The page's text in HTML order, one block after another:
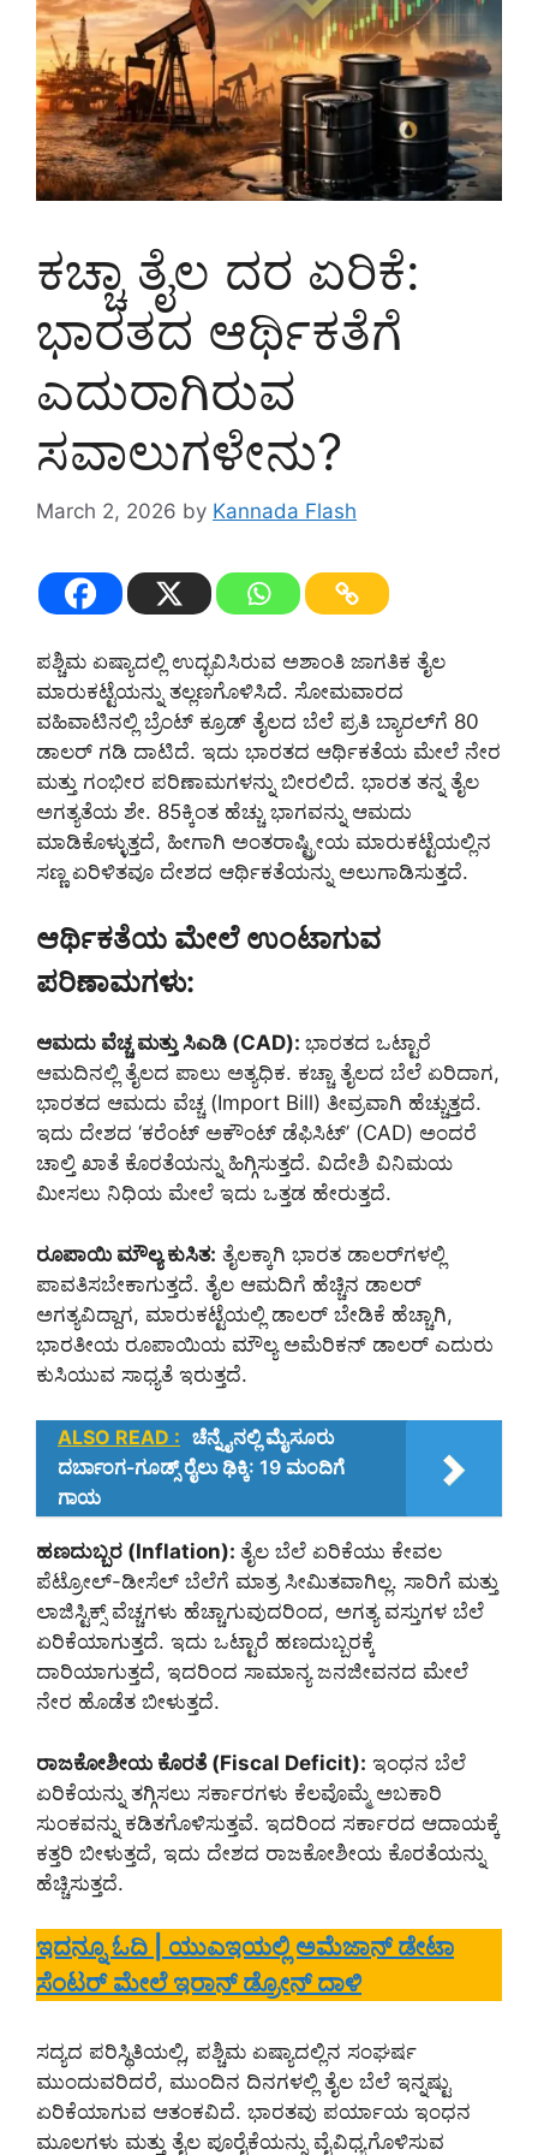
ಕಚ್ಚಾ ತೈಲ ದರ ಏರಿಕೆ:
ಭಾರತದ ಆರ್ಥಿಕತೆಗೆ
ಎದುರಾಗಿರುವ
ಸವಾಲುಗಳೇನು?
March 2, 2026 by Kannada Flash
ಪಶ್ಚಿಮ ಏಷ್ಯಾದಲ್ಲಿ ಉದ್ಭವಿಸಿರುವ ಅಶಾಂತಿ ಜಾಗತಿಕ ತೈಲ
ಮಾರುಕಟ್ಟೆಯನ್ನು ತಲ್ಲಣಗೊಳಿಸಿದೆ. ಸೋಮವಾರದ
ವಹಿವಾಟಿನಲ್ಲಿ ಬ್ರೆಂಟ್ ಕ್ರೂಡ್ ತೈಲದ ಬೆಲೆ ಪ್ರತಿ ಬ್ಯಾರಲ್‌ಗೆ 80
ಡಾಲರ್‌ ಗಡಿ ದಾಟಿದೆ. ಇದು ಭಾರತದ ಆರ್ಥಿಕತೆಯ ಮೇಲೆ ನೇರ
ಮತ್ತು ಗಂಭೀರ ಪರಿಣಾಮಗಳನ್ನು ಬೀರಲಿದೆ. ಭಾರತ ತನ್ನ ತೈಲ
ಅಗತ್ಯತೆಯ ಶೇ. 85ಕ್ಕಿಂತ ಹೆಚ್ಚು ಭಾಗವನ್ನು ಆಮದು
ಮಾಡಿಕೊಳ್ಳುತ್ತದೆ, ಹೀಗಾಗಿ ಅಂತರಾಷ್ಟ್ರೀಯ ಮಾರುಕಟ್ಟೆಯಲ್ಲಿನ
ಸಣ್ಣ ಏರಿಳಿತವೂ ದೇಶದ ಆರ್ಥಿಕತೆಯನ್ನು ಅಲುಗಾಡಿಸುತ್ತದೆ.
ಆರ್ಥಿಕತೆಯ ಮೇಲೆ ಉಂಟಾಗುವ
ಪರಿಣಾಮಗಳು:
ಆಮದು ವೆಚ್ಚ ಮತ್ತು ಸಿಎಡಿ (CAD): ಭಾರತದ ಒಟ್ಟಾರೆ
ಆಮದಿನಲ್ಲಿ ತೈಲದ ಪಾಲು ಅತ್ಯಧಿಕ. ಕಚ್ಚಾ ತೈಲದ ಬೆಲೆ ಏರಿದಾಗ,
ಭಾರತದ ಆಮದು ವೆಚ್ಚ (Import Bill) ತೀವ್ರವಾಗಿ ಹೆಚ್ಚುತ್ತದೆ.
ಇದು ದೇಶದ ‘ಕರೆಂಟ್ ಅಕೌಂಟ್ ಡೆಫಿಸಿಟ್’ (CAD) ಅಂದರೆ
ಚಾಲ್ತಿ ಖಾತೆ ಕೊರತೆಯನ್ನು ಹಿಗ್ಗಿಸುತ್ತದೆ. ವಿದೇಶಿ ವಿನಿಮಯ
ಮೀಸಲು ನಿಧಿಯ ಮೇಲೆ ಇದು ಒತ್ತಡ ಹೇರುತ್ತದೆ.
ರೂಪಾಯಿ ಮೌಲ್ಯ ಕುಸಿತ: ತೈಲಕ್ಕಾಗಿ ಭಾರತ ಡಾಲರ್‌ಗಳಲ್ಲಿ
ಪಾವತಿಸಬೇಕಾಗುತ್ತದೆ. ತೈಲ ಆಮದಿಗೆ ಹೆಚ್ಚಿನ ಡಾಲರ್
ಅಗತ್ಯವಿದ್ದಾಗ, ಮಾರುಕಟ್ಟೆಯಲ್ಲಿ ಡಾಲರ್ ಬೇಡಿಕೆ ಹೆಚ್ಚಾಗಿ,
ಭಾರತೀಯ ರೂಪಾಯಿಯ ಮೌಲ್ಯ ಅಮೆರಿಕನ್ ಡಾಲರ್ ಎದುರು
ಕುಸಿಯುವ ಸಾಧ್ಯತೆ ಇರುತ್ತದೆ.
ALSO READ : ಚೆನ್ನೈನಲ್ಲಿ ಮೈಸೂರು
ದರ್ಬಾಂಗ-ಗೂಡ್ಸ್ ರೈಲು ಢಿಕ್ಕಿ: 19 ಮಂದಿಗೆ
ಗಾಯ
ಹಣದುಬ್ಬರ (Inflation): ತೈಲ ಬೆಲೆ ಏರಿಕೆಯು ಕೇವಲ
ಪೆಟ್ರೋಲ್-ಡೀಸೆಲ್ ಬೆಲೆಗೆ ಮಾತ್ರ ಸೀಮಿತವಾಗಿಲ್ಲ. ಸಾರಿಗೆ ಮತ್ತು
ಲಾಜಿಸ್ಟಿಕ್ಸ್ ವೆಚ್ಚಗಳು ಹೆಚ್ಚಾಗುವುದರಿಂದ, ಅಗತ್ಯ ವಸ್ತುಗಳ ಬೆಲೆ
ಏರಿಕೆಯಾಗುತ್ತದೆ. ಇದು ಒಟ್ಟಾರೆ ಹಣದುಬ್ಬರಕ್ಕೆ
ದಾರಿಯಾಗುತ್ತದೆ, ಇದರಿಂದ ಸಾಮಾನ್ಯ ಜನಜೀವನದ ಮೇಲೆ
ನೇರ ಹೊಡೆತ ಬೀಳುತ್ತದೆ.
ರಾಜಕೋಶೀಯ ಕೊರತೆ (Fiscal Deficit): ಇಂಧನ ಬೆಲೆ
ಏರಿಕೆಯನ್ನು ತಗ್ಗಿಸಲು ಸರ್ಕಾರಗಳು ಕೆಲವೊಮ್ಮೆ ಅಬಕಾರಿ
ಸುಂಕವನ್ನು ಕಡಿತಗೊಳಿಸುತ್ತವೆ. ಇದರಿಂದ ಸರ್ಕಾರದ ಆದಾಯಕ್ಕೆ
ಕತ್ತರಿ ಬೀಳುತ್ತದೆ, ಇದು ದೇಶದ ರಾಜಕೋಶೀಯ ಕೊರತೆಯನ್ನು
ಹೆಚ್ಚಿಸುತ್ತದೆ.
ಇದನ್ನೂ ಓದಿ | ಯುಎಇಯಲ್ಲಿ ಅಮೆಜಾನ್ ಡೇಟಾ
ಸೆಂಟರ್ ಮೇಲೆ ಇರಾನ್ ಡ್ರೋನ್ ದಾಳಿ
ಸದ್ಯದ ಪರಿಸ್ಥಿತಿಯಲ್ಲಿ, ಪಶ್ಚಿಮ ಏಷ್ಯಾದಲ್ಲಿನ ಸಂಘರ್ಷ
ಮುಂದುವರಿದರೆ, ಮುಂದಿನ ದಿನಗಳಲ್ಲಿ ತೈಲ ಬೆಲೆ ಇನ್ನಷ್ಟು
ಏರಿಕೆಯಾಗುವ ಆತಂಕವಿದೆ. ಭಾರತವು ಪರ್ಯಾಯ ಇಂಧನ
ಮೂಲಗಳು ಮತ್ತು ತೈಲ ಪೂರೈಕೆಯನ್ನು ವೈವಿಧ್ಯಗೊಳಿಸುವ